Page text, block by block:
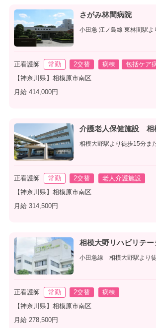
さがみ林間病院
小田急 江ノ島線 東林間駅よ
正看護師 常勤 2交替 病棟
包括ケア
【神奈川県】相模原市南区
月給 414,000円
介護老人保健施設 相
相模大野駅より徒歩15分ま
正看護師 常勤 2交替
老人介護施設
【神奈川県】相模原市南区
月給 314,500円
相模大野リハビリテ
小田急線 相模大野駅より
正看護師 常勤 2交替
病棟
【神奈川県】相模原市南区
月給 278,500円